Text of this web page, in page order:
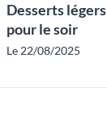
Desserts
pour le soir
Le 22/08/2025